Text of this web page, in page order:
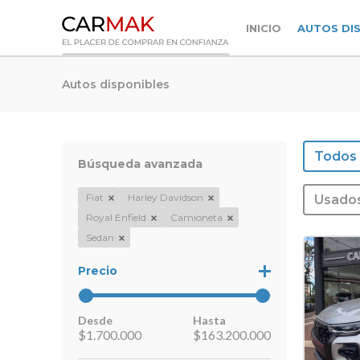
INICIO AUTOS
Autos disponibles
Búsqueda avanzada
Fiat
Harley Davidson
Royal Enfield
Camioneta
Sedan
Precio
Desde
$1.700.000
Hasta
$163.200.000
Todos